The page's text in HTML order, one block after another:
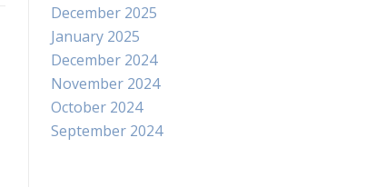
December 2025
January 2025
December 2024
November 2024
October 2024
September 2024